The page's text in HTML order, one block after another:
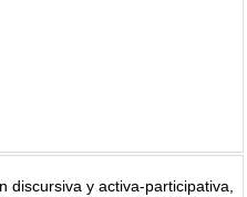
y activa-participativa,